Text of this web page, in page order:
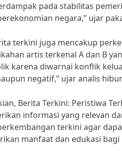
pada stabilitas
negara,” ujar
terkini juga mencakup
artis terkenal A dan B
karena diwarnai konflik
negatif,” ujar analis
Berita Terkini: Peristiwa
informasi yang relevan
terkini agar
manfaat dan edukasi bagi